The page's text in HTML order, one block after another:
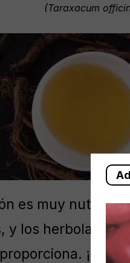
(Taraxacum
es muy
y los herbolarios
¡El té